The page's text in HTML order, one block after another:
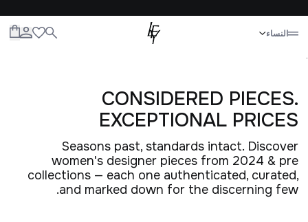
النساء
إغلاق
.
CONSIDERED PIECES.
EXCEPTIONAL PRICES
Seasons past, standards intact. Discover
women's designer pieces from 2024 & pre
collections — each one authenticated, curated,
and marked down for the discerning few.